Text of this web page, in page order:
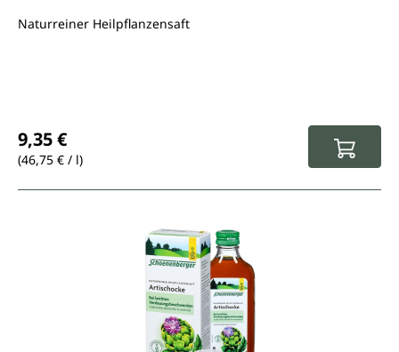
Naturreiner Heilpflanzensaft
9,35 €
(46,75 € / l)